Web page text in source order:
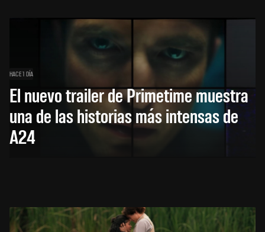
HACE 1 DÍA
El nuevo trailer de Primetime muestra
una de las historias más intensas de
A24